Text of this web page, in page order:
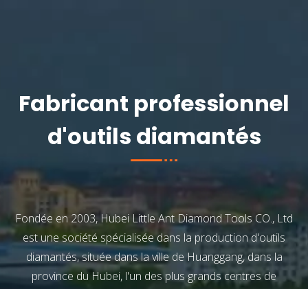
Fabricant professionnel
d'outils diamantés
Fondée en 2003, Hubei Little Ant Diamond Tools CO., Ltd
est une société spécialisée dans la production d'outils
diamantés, située dans la ville de Huanggang, dans la
province du Hubei, l'un des plus grands centres de